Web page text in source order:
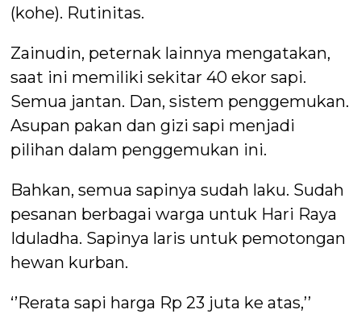
(kohe). Rutinitas.
Zainudin, peternak lainnya mengatakan,
saat ini memiliki sekitar 40 ekor sapi.
Semua jantan. Dan, sistem penggemukan.
Asupan pakan dan gizi sapi menjadi
pilihan dalam penggemukan ini.
Bahkan, semua sapinya sudah laku. Sudah
pesanan berbagai warga untuk Hari Raya
Iduladha. Sapinya laris untuk pemotongan
hewan kurban.
‘’Rerata sapi harga Rp 23 juta ke atas,’’